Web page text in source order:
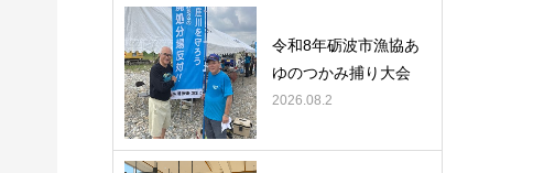
令和8年砺波市漁協あ
ゆのつかみ捕り大会
2026.08.2